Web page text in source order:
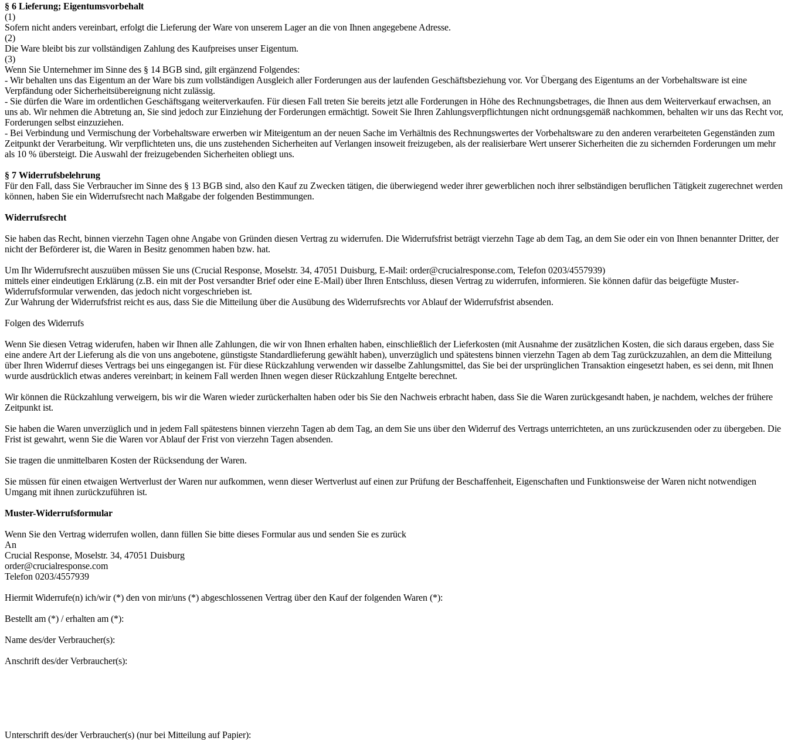
§ 6 Lieferung; Eigentumsvorbehalt
(1)
Sofern nicht anders vereinbart, erfolgt die Lieferung der Ware von unserem Lager an die von Ihnen angegebene Adresse.
(2)
Die Ware bleibt bis zur vollständigen Zahlung des Kaufpreises unser Eigentum.
(3)
Wenn Sie Unternehmer im Sinne des § 14 BGB sind, gilt ergänzend Folgendes:
- Wir behalten uns das Eigentum an der Ware bis zum vollständigen Ausgleich aller Forderungen aus der laufenden Geschäftsbeziehung vor. Vor Übergang des Eigentums an der Vorbehaltsware ist eine
Verpfändung oder Sicherheitsübereignung nicht zulässig.
- Sie dürfen die Ware im ordentlichen Geschäftsgang weiterverkaufen. Für diesen Fall treten Sie bereits jetzt alle Forderungen in Höhe des Rechnungsbetrages, die Ihnen aus dem Weiterverkauf erwachsen, an
uns ab. Wir nehmen die Abtretung an, Sie sind jedoch zur Einziehung der Forderungen ermächtigt. Soweit Sie Ihren Zahlungsverpflichtungen nicht ordnungsgemäß nachkommen, behalten wir uns das Recht vor,
Forderungen selbst einzuziehen.
- Bei Verbindung und Vermischung der Vorbehaltsware erwerben wir Miteigentum an der neuen Sache im Verhältnis des Rechnungswertes der Vorbehaltsware zu den anderen verarbeiteten Gegenständen zum
Zeitpunkt der Verarbeitung. Wir verpflichteten uns, die uns zustehenden Sicherheiten auf Verlangen insoweit freizugeben, als der realisierbare Wert unserer Sicherheiten die zu sichernden Forderungen um mehr
als 10 % übersteigt. Die Auswahl der freizugebenden Sicherheiten obliegt uns.
§ 7 Widerrufsbelehrung
Für den Fall, dass Sie Verbraucher im Sinne des § 13 BGB sind, also den Kauf zu Zwecken tätigen, die überwiegend weder ihrer gewerblichen noch ihrer selbständigen beruflichen Tätigkeit zugerechnet werden
können, haben Sie ein Widerrufsrecht nach Maßgabe der folgenden Bestimmungen.
Widerrufsrecht
Sie haben das Recht, binnen vierzehn Tagen ohne Angabe von Gründen diesen Vertrag zu widerrufen. Die Widerrufsfrist beträgt vierzehn Tage ab dem Tag, an dem Sie oder ein von Ihnen benannter Dritter, der
nicht der Beförderer ist, die Waren in Besitz genommen haben bzw. hat.
Um Ihr Widerrufsrecht auszuüben müssen Sie uns (Crucial Response, Moselstr. 34, 47051 Duisburg, E-Mail: order@crucialresponse.com, Telefon 0203/4557939)
mittels einer eindeutigen Erklärung (z.B. ein mit der Post versandter Brief oder eine E-Mail) über Ihren Entschluss, diesen Vertrag zu widerrufen, informieren. Sie können dafür das beigefügte Muster-
Widerrufsformular verwenden, das jedoch nicht vorgeschrieben ist.
Zur Wahrung der Widerrufsfrist reicht es aus, dass Sie die Mitteilung über die Ausübung des Widerrufsrechts vor Ablauf der Widerrufsfrist absenden.
Folgen des Widerrufs
Wenn Sie diesen Vetrag widerufen, haben wir Ihnen alle Zahlungen, die wir von Ihnen erhalten haben, einschließlich der Lieferkosten (mit Ausnahme der zusätzlichen Kosten, die sich daraus ergeben, dass Sie
eine andere Art der Lieferung als die von uns angebotene, günstigste Standardlieferung gewählt haben), unverzüglich und spätestens binnen vierzehn Tagen ab dem Tag zurückzuzahlen, an dem die Mitteilung
über Ihren Widerruf dieses Vertrags bei uns eingegangen ist. Für diese Rückzahlung verwenden wir dasselbe Zahlungsmittel, das Sie bei der ursprünglichen Transaktion eingesetzt haben, es sei denn, mit Ihnen
wurde ausdrücklich etwas anderes vereinbart; in keinem Fall werden Ihnen wegen dieser Rückzahlung Entgelte berechnet.
Wir können die Rückzahlung verweigern, bis wir die Waren wieder zurückerhalten haben oder bis Sie den Nachweis erbracht haben, dass Sie die Waren zurückgesandt haben, je nachdem, welches der frühere
Zeitpunkt ist.
Sie haben die Waren unverzüglich und in jedem Fall spätestens binnen vierzehn Tagen ab dem Tag, an dem Sie uns über den Widerruf des Vertrags unterrichteten, an uns zurückzusenden oder zu übergeben. Die
Frist ist gewahrt, wenn Sie die Waren vor Ablauf der Frist von vierzehn Tagen absenden.
Sie tragen die unmittelbaren Kosten der Rücksendung der Waren.
Sie müssen für einen etwaigen Wertverlust der Waren nur aufkommen, wenn dieser Wertverlust auf einen zur Prüfung der Beschaffenheit, Eigenschaften und Funktionsweise der Waren nicht notwendigen
Umgang mit ihnen zurückzuführen ist.
Muster-Widerrufsformular
Wenn Sie den Vertrag widerrufen wollen, dann füllen Sie bitte dieses Formular aus und senden Sie es zurück
An
Crucial Response, Moselstr. 34, 47051 Duisburg
order@crucialresponse.com
Telefon 0203/4557939
Hiermit Widerrufe(n) ich/wir (*) den von mir/uns (*) abgeschlossenen Vertrag über den Kauf der folgenden Waren (*):
Bestellt am (*) / erhalten am (*):
Name des/der Verbraucher(s):
Anschrift des/der Verbraucher(s):
Unterschrift des/der Verbraucher(s) (nur bei Mitteilung auf Papier):